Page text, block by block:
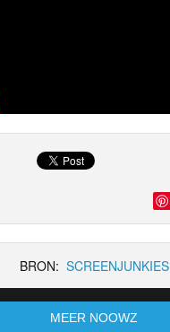
BRON: SCREENJUNKIES
MEER NOOWZ